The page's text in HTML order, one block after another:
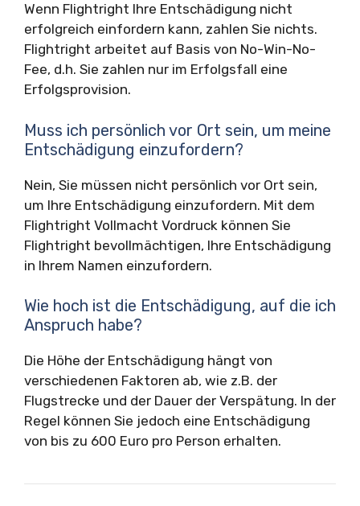
Wenn Flightright Ihre Entschädigung nicht
erfolgreich einfordern kann, zahlen Sie nichts.
Flightright arbeitet auf Basis von No-Win-No-
Fee, d.h. Sie zahlen nur im Erfolgsfall eine
Erfolgsprovision.
Muss ich persönlich vor Ort sein, um meine
Entschädigung einzufordern?
Nein, Sie müssen nicht persönlich vor Ort sein,
um Ihre Entschädigung einzufordern. Mit dem
Flightright Vollmacht Vordruck können Sie
Flightright bevollmächtigen, Ihre Entschädigung
in Ihrem Namen einzufordern.
Wie hoch ist die Entschädigung, auf die ich
Anspruch habe?
Die Höhe der Entschädigung hängt von
verschiedenen Faktoren ab, wie z.B. der
Flugstrecke und der Dauer der Verspätung. In der
Regel können Sie jedoch eine Entschädigung
von bis zu 600 Euro pro Person erhalten.